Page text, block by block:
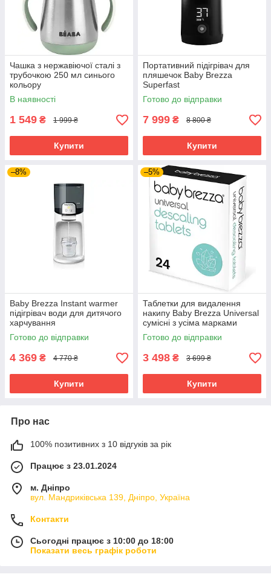
Чашка з нержавіючої сталі з
трубочкою 250 мл синього
кольору
В наявності
1 549 ₴ 1 999 ₴
Купити
Портативний підігрівач для
пляшечок Baby Brezza
Superfast
Готово до відправки
7 999 ₴ 8 800 ₴
Купити
–8%
Baby Brezza Instant warmer
підігрівач води для дитячого
харчування
Готово до відправки
4 369 ₴ 4 770 ₴
Купити
–5%
Таблетки для видалення
накипу Baby Brezza Universal
сумісні з усіма марками
Готово до відправки
3 498 ₴ 3 699 ₴
Купити
Про нас
100% позитивних з 10 відгуків за рік
Працює з 23.01.2024
м. Дніпро
вул. Мандриківська 139, Дніпро, Україна
Контакти
Сьогодні працює з 10:00 до 18:00
Показати весь графік роботи